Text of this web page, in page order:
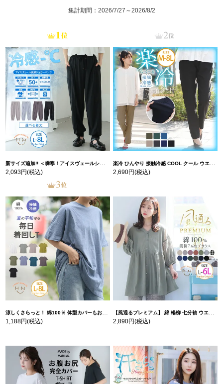
集計期間：2026/7/27～2026/8/2
新サイズ追加!! ＜瞬寒！アイスヴェールシリーズ＞ 美脚 ジョガーパンツ 【ウェストゴム】 【ストレッチ】 | 大きいサイズの通販ならハッピーマリリン
2,093円(税込)
楽冷 ひんやり 接触冷感 COOL クール ウエストゴム 楽ちん ストレッチ 美脚 レギパン 【ストレッチ】 | 大きいサイズの通販ならハッピーマリリン
2,690円(税込)
涼しくさらっと！ 綿100％ 体型カバーもお洒落も叶える 風合いコットン ゆるシルエット ドルマン | 大きいサイズの通販ならハッピーマリリン
1,188円(税込)
【風通るプレミアム】 綿 楊柳 七分袖 ウエストギャザー ブラウス | 大きいサイズの通販ならハッピーマリリン
2,890円(税込)